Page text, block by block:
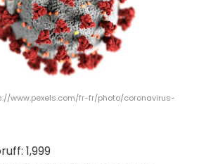
www.pexels.com/fr-fr/photo/coronavirus-
1,999